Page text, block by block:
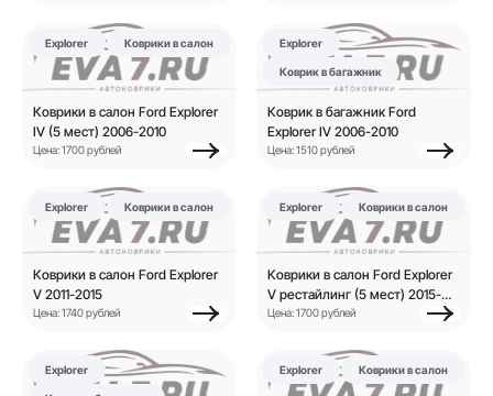
Explorer Коврики в салон
Коврики в салон Ford Explorer
IV (5 мест) 2006-2010
Цена: 1700 рублей
Explorer
Коврик в багажник
Коврик в багажник Ford
Explorer IV 2006-2010
Цена: 1510 рублей
Explorer Коврики в салон
Коврики в салон Ford Explorer
V 2011-2015
Цена: 1740 рублей
Explorer Коврики в салон
Коврики в салон Ford Explorer
V рестайлинг (5 мест) 2015-
2019
Цена: 1700 рублей
Explorer Explorer Коврики в салон